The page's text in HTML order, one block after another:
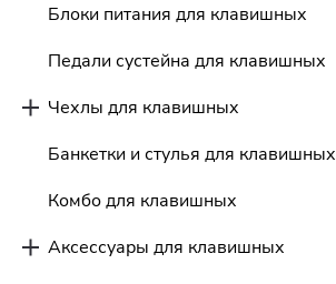
Блоки питания для клавишных
Педали сустейна для клавишных
Чехлы для клавишных
Банкетки и стулья для клавишных
Комбо для клавишных
Аксессуары для клавишных